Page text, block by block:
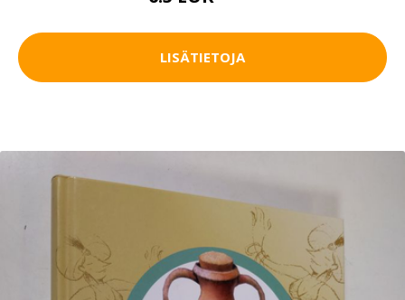
LISÄTIETOJA